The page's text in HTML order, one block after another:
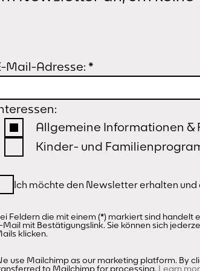
Mail-Adresse: *
Allgemeine Informationen &
Kinder- und
Ich möchte den
Feldern die mit einem (*) markiert sind handelt
Mail mit Bestätigungslink. Sie können sich
klicken.
use Mailchimp as our marketing platform. By
to Mailchimp for processing. Learn